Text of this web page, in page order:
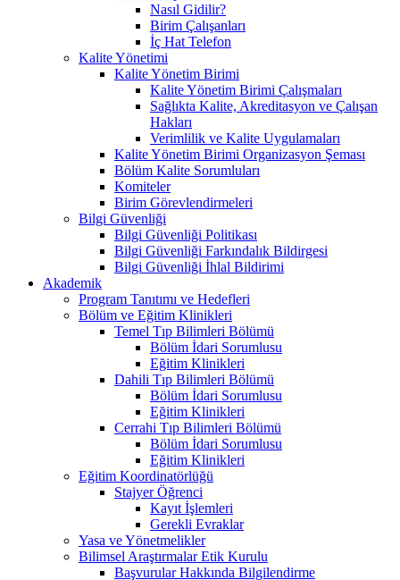
Nasıl Gidilir?
Birim Çalışanları
İç Hat Telefon
Kalite Yönetimi
Kalite Yönetim Birimi
Kalite Yönetim Birimi Çalışmaları
Sağlıkta Kalite, Akreditasyon ve Çalışan
Hakları
Verimlilik ve Kalite Uygulamaları
Kalite Yönetim Birimi Organizasyon Şeması
Bölüm Kalite Sorumluları
Komiteler
Birim Görevlendirmeleri
Bilgi Güvenliği
Bilgi Güvenliği Politikası
Bilgi Güvenliği Farkındalık Bildirgesi
Bilgi Güvenliği İhlal Bildirimi
Akademik
Program Tanıtımı ve Hedefleri
Bölüm ve Eğitim Klinikleri
Temel Tıp Bilimleri Bölümü
Bölüm İdari Sorumlusu
Eğitim Klinikleri
Dahili Tıp Bilimleri Bölümü
Bölüm İdari Sorumlusu
Eğitim Klinikleri
Cerrahi Tıp Bilimleri Bölümü
Bölüm İdari Sorumlusu
Eğitim Klinikleri
Eğitim Koordinatörlüğü
Stajyer Öğrenci
Kayıt İşlemleri
Gerekli Evraklar
Yasa ve Yönetmelikler
Bilimsel Araştırmalar Etik Kurulu
Başvurular Hakkında Bilgilendirme